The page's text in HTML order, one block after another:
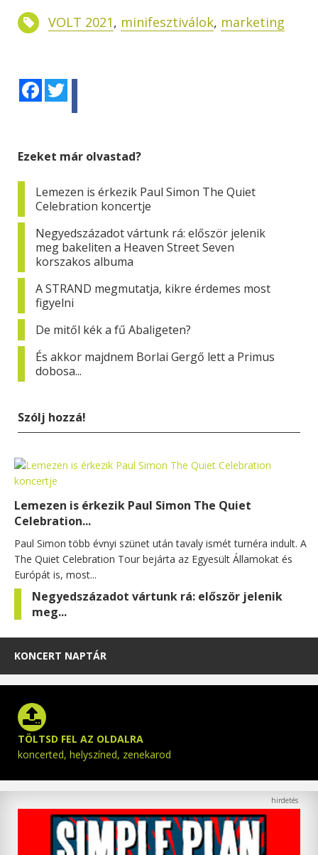
VOLT 2021, minifesztiválok, marketing
Facebook
Ezeket már olvastad?
Lemezen is érkezik Paul Simon The Quiet
Celebration koncertje
Negyedszázadot vártunk rá: először jelenik
meg bakeliten a Heaven Street Seven
korszakos albuma
A STRAND megmutatja, kikre érdemes most
figyelni
De mitől kék a fű Abaligeten?
És akkor majdnem Borlai Gergő lett a Primus
dobosa...
Szólj hozzá!
Lemezen is érkezik Paul Simon The Quiet
Celebration...
Paul Simon több évnyi szünet után tavaly ismét turnéra indult. A
The Quiet Celebration Tour bejárta az Egyesült Államokat és
Európát is, most...
Negyedszázadot vártunk rá: először jelenik
meg...
KONCERT NAPTÁR
TÖLTSD FEL AZ OLDALRA
koncerted, helyszíned, zenekarod